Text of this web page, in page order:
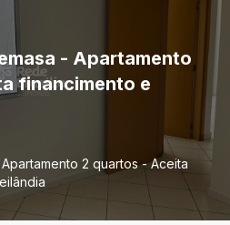
- Apartamento
financimento e
2 quartos - Aceita